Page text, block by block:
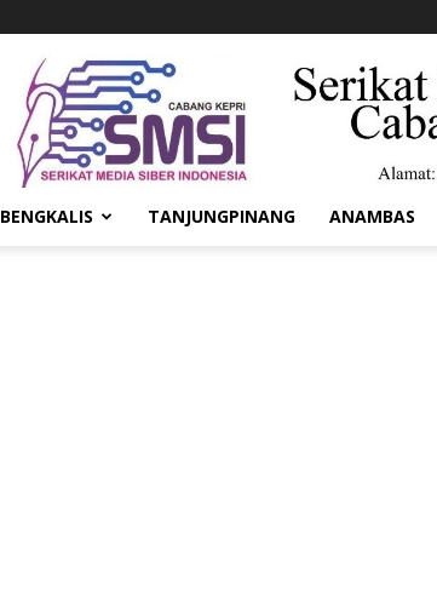
BENGKALIS TANJUNGPINANG ANAMBAS